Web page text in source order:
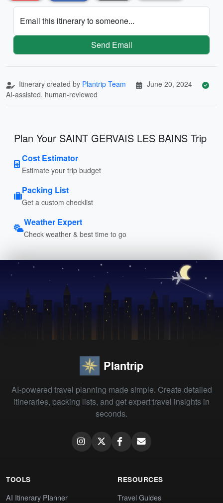
Email this itinerary to someone...
Send Email
Itinerary created by Plantrip Team
June 20, 2024
AI-assisted, human-reviewed
Plan Your SAINT GERVAIS LES BAINS Trip
Cost Estimator
Estimate your trip budget
Packing List
Get a custom checklist
Weather Expert
Check weather & best time to go
Plantrip
AI-powered travel planning made simple. Create detailed
itineraries, packing lists, and get expert travel insights in
seconds.
TOOLS
AI Itinerary Planner
RESOURCES
Travel Guides